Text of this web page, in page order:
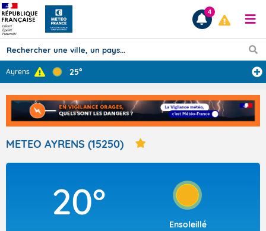
Prévisions
TOUS LES RÉSULTATS
Articles
4
Ayrens 25°
METEO AYRENS (15250)
20°
Ensoleillé